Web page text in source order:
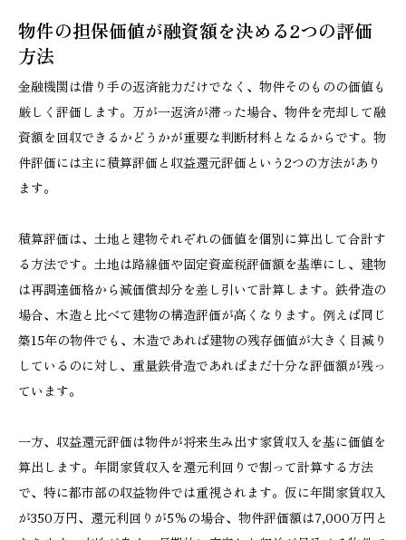
物件の担保価値が融資額を決める2つの評価
方法
金融機関は借り手の返済能力だけでなく、物件そのものの価値も
厳しく評価します。万が一返済が滞った場合、物件を売却して融
資額を回収できるかどうかが重要な判断材料となるからです。物
件評価には主に積算評価と収益還元評価という2つの方法があり
ます。
積算評価は、土地と建物それぞれの価値を個別に算出して合計す
る方法です。土地は路線価や固定資産税評価額を基準にし、建物
は再調達価格から減価償却分を差し引いて計算します。鉄骨造の
場合、木造と比べて建物の構造評価が高くなります。例えば同じ
築15年の物件でも、木造であれば建物の残存価値が大きく目減り
しているのに対し、重量鉄骨造であればまだ十分な評価額が残っ
ています。
一方、収益還元評価は物件が将来生み出す家賃収入を基に価値を
算出します。年間家賃収入を還元利回りで割って計算する方法
で、特に都市部の収益物件では重視されます。仮に年間家賃収入
が350万円、還元利回りが5%の場合、物件評価額は7,000万円と